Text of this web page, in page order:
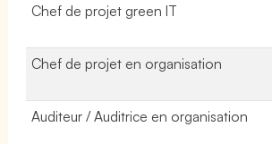
Chef de projet green IT
Chef de projet en organisation
Auditeur / Auditrice en organisation